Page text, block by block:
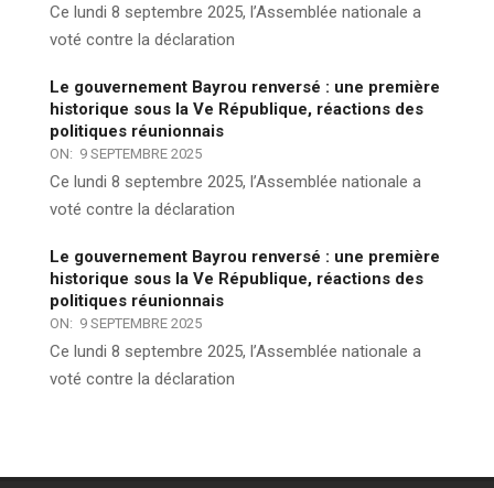
Ce lundi 8 septembre 2025, l’Assemblée nationale a
voté contre la déclaration
Le gouvernement Bayrou renversé : une première
historique sous la Ve République, réactions des
politiques réunionnais
ON: 9 SEPTEMBRE 2025
Ce lundi 8 septembre 2025, l’Assemblée nationale a
voté contre la déclaration
Le gouvernement Bayrou renversé : une première
historique sous la Ve République, réactions des
politiques réunionnais
ON: 9 SEPTEMBRE 2025
Ce lundi 8 septembre 2025, l’Assemblée nationale a
voté contre la déclaration